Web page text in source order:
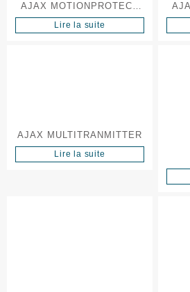
AJAX MOTIONPROTECT
OUTDOOR
Lire la suite
AJAX MULTITRANMITTER
Lire la suite